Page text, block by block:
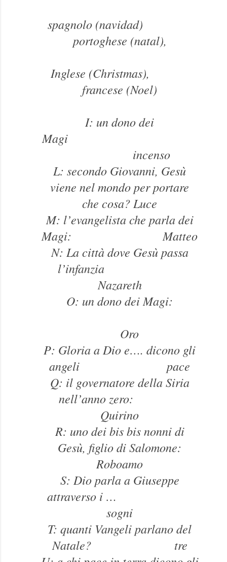
spagnolo (navidad)
portoghese (natal),
Inglese (Christmas),
francese (Noel)
I: un dono dei
Magi
incenso
L: secondo Giovanni, Gesù
viene nel mondo per portare
che cosa? Luce
M: l’evangelista che parla dei
Magi: Matteo
N: La città dove Gesù passa
l’infanzia
Nazareth
O: un dono dei Magi:
Oro
P: Gloria a Dio e…. dicono gli
angeli pace
Q: il governatore della Siria
nell’anno zero:
Quirino
R: uno dei bis bis nonni di
Gesù, figlio di Salomone:
Roboamo
S: Dio parla a Giuseppe
attraverso i …
sogni
T: quanti Vangeli parlano del
Natale? tre